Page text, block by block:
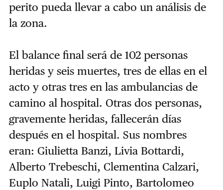
perito pueda llevar a cabo un análisis de
la zona.
El balance final será de 102 personas
heridas y seis muertes, tres de ellas en el
acto y otras tres en las ambulancias de
camino al hospital. Otras dos personas,
gravemente heridas, fallecerán días
después en el hospital. Sus nombres
eran: Giulietta Banzi, Livia Bottardi,
Alberto Trebeschi, Clementina Calzari,
Euplo Natali, Luigi Pinto, Bartolomeo